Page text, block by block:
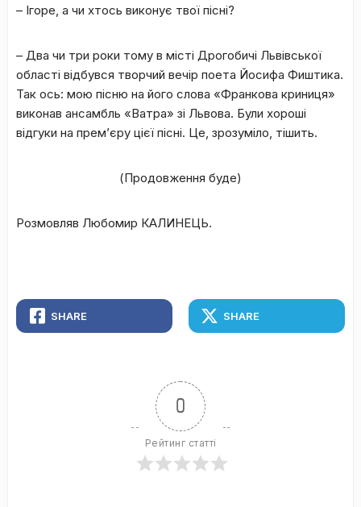
– Ігоре, а чи хтось виконує твої пісні?
– Два чи три роки тому в місті Дрогобичі Львівської
області відбувся творчий вечір поета Йосифа Фиштика.
Так ось: мою пісню на його слова «Франкова криниця»
виконав ансамбль «Ватра» зі Львова. Були хороші
відгуки на прем’єру цієї пісні. Це, зрозуміло, тішить.
(Продовження буде)
Розмовляв Любомир КАЛИНЕЦЬ.
SHARE SHARE
0
Рейтинг статті